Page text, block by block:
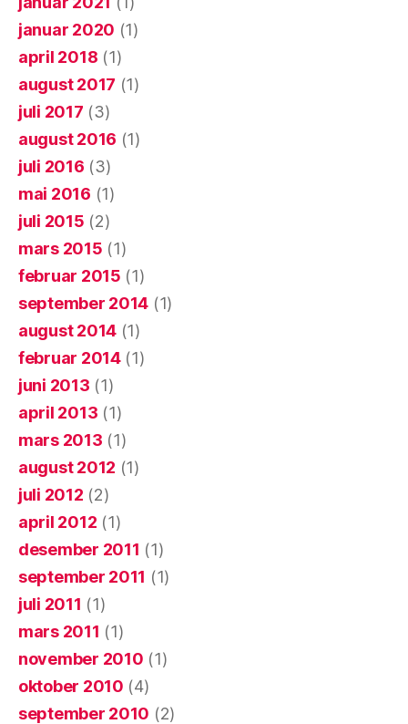
januar 2020 (1)
april 2018 (1)
august 2017 (1)
juli 2017 (3)
august 2016 (1)
juli 2016 (3)
mai 2016 (1)
juli 2015 (2)
mars 2015 (1)
februar 2015 (1)
september 2014 (1)
august 2014 (1)
februar 2014(1)
juni 2013 (1)
april 2013 (1)
mars 2013 (1)
august 2012 (1)
juli 2012 (2)
april 2012 (1)
desember 2011 (1)
september 2011 (1)
juli 2011 (1)
mars 2011 (1)
november 2010 (1)
oktober 2010 (4)
september 2010 (2)